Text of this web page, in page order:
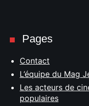
Pages
Contact
L’équipe du Mag
Les acteurs de
populaires